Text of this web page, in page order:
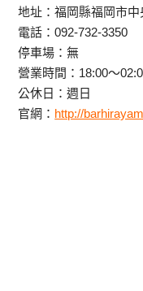
地址：福岡縣福岡市
電話：092-732-3350
停車場：無
營業時間：18:00～
公休日：週日
官網： http://